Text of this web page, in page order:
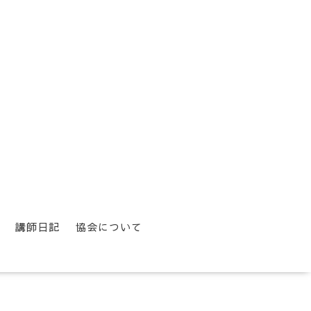
講師日記 協会について